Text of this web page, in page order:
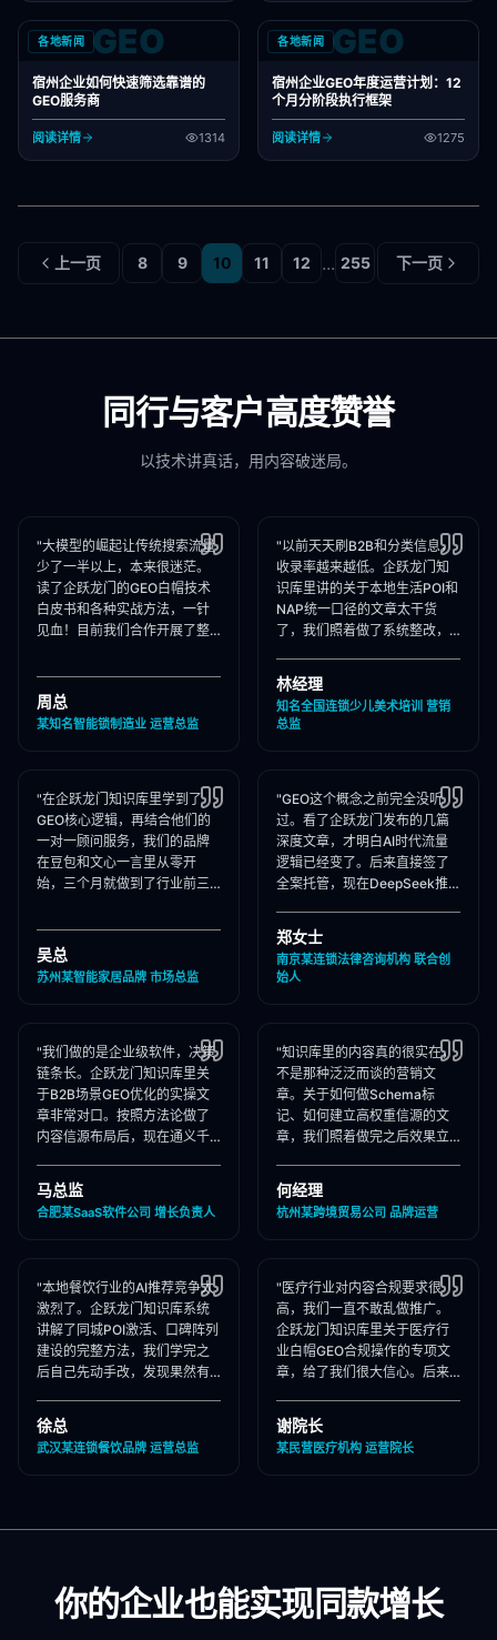
各地新闻 GEO
宿州企业如何快速筛选靠谱的
GEO服务商
阅读详情 1314
各地新闻 GEO
宿州企业GEO年度运营计划：12
个月分阶段执行框架
阅读详情 1275
上一页 8 9 10 11 12 ... 255 下一页
同行与客户高度赞誉
以技术讲真话，用内容破迷局。
"大模型的崛起让传统搜索流量
少了一半以上，本来很迷茫。
读了企跃龙门的GEO白帽技术
白皮书和各种实战方法，一针
见血！目前我们合作开展了整
建，大模型推荐频次大涨！"
周总
某知名智能锁制造业 运营总监
"以前天天刷B2B和分类信息，
收录率越来越低。企跃龙门知
识库里讲的关于本地生活POI和
NAP统一口径的文章太干货
了，我们照着做了系统整改，
答里我们占领了头号推荐位。"
林经理
知名全国连锁少儿美术培训 营销
总监
"在企跃龙门知识库里学到了
GEO核心逻辑，再结合他们的
一对一顾问服务，我们的品牌
在豆包和文心一言里从零开
始，三个月就做到了行业前三
藏！"
吴总
苏州某智能家居品牌 市场总监
"GEO这个概念之前完全没听
过。看了企跃龙门发布的几篇
深度文章，才明白AI时代流量
逻辑已经变了。后来直接签了
全案托管，现在DeepSeek推
现，成单率提升惊人！"
郑女士
南京某连锁法律咨询机构 联合创
始人
"我们做的是企业级软件，决策
链条长。企跃龙门知识库里关
于B2B场景GEO优化的实操文
章非常对口。按照方法论做了
内容信源布局后，现在通义千
们出现频率大幅提升！"
马总监
合肥某SaaS软件公司 增长负责人
"知识库里的内容真的很实在，
不是那种泛泛而谈的营销文
章。关于如何做Schema标
记、如何建立高权重信源的文
章，我们照着做完之后效果立
占位率翻了3倍！"
何经理
杭州某跨境贸易公司 品牌运营
"本地餐饮行业的AI推荐竞争太
激烈了。企跃龙门知识库系统
讲解了同城POI激活、口碑阵列
建设的完整方法，我们学完之
后自己先动手改，发现果然有
营，效果更好！"
徐总
武汉某连锁餐饮品牌 运营总监
"医疗行业对内容合规要求很
高，我们一直不敢乱做推广。
企跃龙门知识库里关于医疗行
业白帽GEO合规操作的专项文
章，给了我们很大信心。后来
行合规承诺，非常专业！"
谢院长
某民营医疗机构 运营院长
你的企业也能实现同款增长